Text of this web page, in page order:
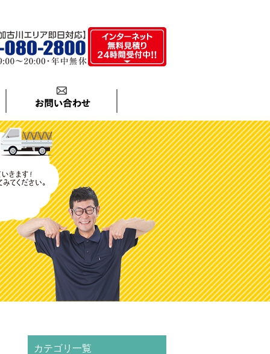
カテゴリ一覧